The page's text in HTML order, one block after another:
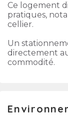
Ce logement
pratiques,
cellier.
Un
directement
commodité.